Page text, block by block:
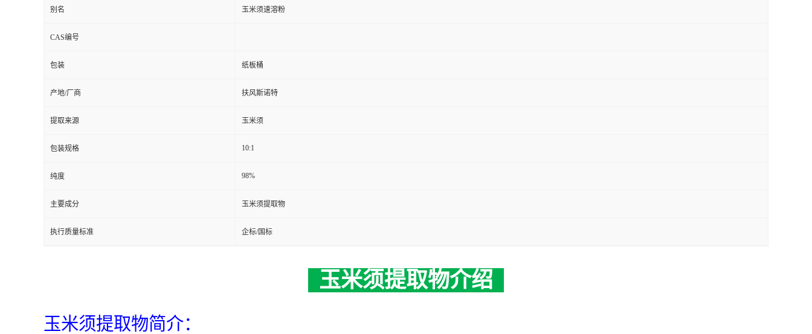
别名 玉米须速溶粉
CAS编号
包装 纸板桶
产地/厂商 扶风斯诺特
提取来源 玉米须
包装规格 10:1
纯度 98%
主要成分 玉米须提取物
执行质量标准 企标/国标
玉米须提取物介绍
玉米须提取物简介：